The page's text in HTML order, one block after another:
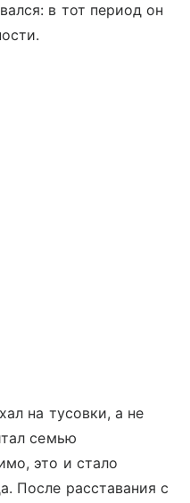
в тот период он
на тусовки, а не
семью
это и стало
После расставания с